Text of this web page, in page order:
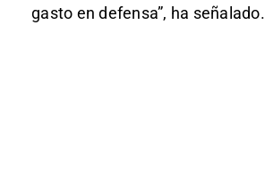
gasto en defensa”, ha señalado.